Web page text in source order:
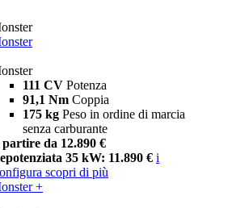
111 CV Potenza
91,1 Nm Coppia
175 kg Peso in ordine di marcia
senza carburante
partire da 12.890 €
35 kW: 11.890 € i
scopri di più
+